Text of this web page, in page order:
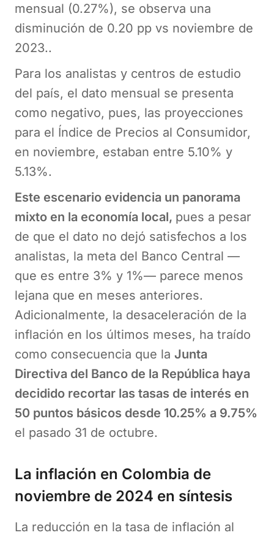
mensual (0.27%), se observa una
disminución de 0.20 pp vs noviembre de
2023..
Para los analistas y centros de estudio
del país, el dato mensual se presenta
como negativo, pues, las proyecciones
para el Índice de Precios al Consumidor,
en noviembre, estaban entre 5.10% y
5.13%.
Este escenario evidencia un panorama
mixto en la economía local, pues a pesar
de que el dato no dejó satisfechos a los
analistas, la meta del Banco Central —
que es entre 3% y 1%— parece menos
lejana que en meses anteriores.
Adicionalmente, la desaceleración de la
inflación en los últimos meses, ha traído
como consecuencia que la Junta
Directiva del Banco de la República haya
decidido recortar las tasas de interés en
50 puntos básicos desde 10.25% a 9.75%
el pasado 31 de octubre.
La inflación en Colombia de
noviembre de 2024 en síntesis
La reducción en la tasa de inflación al